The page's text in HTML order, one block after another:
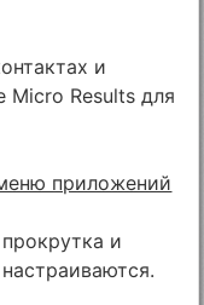
и
Micro Results для
приложений
и